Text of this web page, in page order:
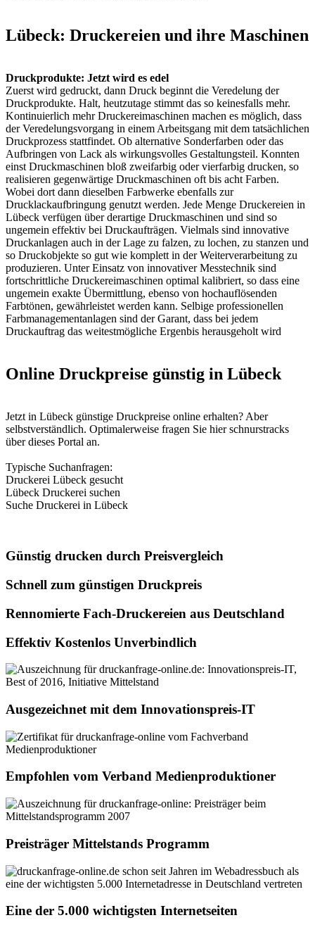
Lübeck: Druckereien und ihre Maschinen
Druckprodukte: Jetzt wird es edel
Zuerst wird gedruckt, dann Druck beginnt die Veredelung der
Druckprodukte. Halt, heutzutage stimmt das so keinesfalls mehr.
Kontinuierlich mehr Druckereimaschinen machen es möglich, dass
der Veredelungsvorgang in einem Arbeitsgang mit dem tatsächlichen
Druckprozess stattfindet. Ob alternative Sonderfarben oder das
Aufbringen von Lack als wirkungsvolles Gestaltungsteil. Konnten
einst Druckmaschinen bloß zweifarbig oder vierfarbig drucken, so
realisieren gegenwärtige Druckmaschinen oft bis acht Farben.
Wobei dort dann dieselben Farbwerke ebenfalls zur
Drucklackaufbringung genutzt werden. Jede Menge Druckereien in
Lübeck verfügen über derartige Druckmaschinen und sind so
ungemein effektiv bei Druckaufträgen. Vielmals sind innovative
Druckanlagen auch in der Lage zu falzen, zu lochen, zu stanzen und
so Druckobjekte so gut wie komplett in der Weiterverarbeitung zu
produzieren. Unter Einsatz von innovativer Messtechnik sind
fortschrittliche Druckereimaschinen optimal kalibriert, so dass eine
ungemein exakte Übermittlung, ebenso von hochauflösenden
Farbtönen, gewährleistet werden kann. Selbige professionellen
Farbmanagementanlagen sind der Garant, dass bei jedem
Druckauftrag das weitestmögliche Ergenbis herausgeholt wird
Online Druckpreise günstig in Lübeck
Jetzt in Lübeck günstige Druckpreise online erhalten? Aber
selbstverständlich. Optimalerweise fragen Sie hier schnurstracks
über dieses Portal an.
Typische Suchanfragen:
Druckerei Lübeck gesucht
Lübeck Druckerei suchen
Suche Druckerei in Lübeck
Günstig drucken durch Preisvergleich
Schnell zum günstigen Druckpreis
Rennomierte Fach-Druckereien aus Deutschland
Effektiv Kostenlos Unverbindlich
Ausgezeichnet mit dem Innovationspreis-IT
Empfohlen vom Verband Medienproduktioner
Preisträger Mittelstands Programm
Eine der 5.000 wichtigsten Internetseiten